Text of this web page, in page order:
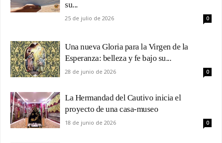
su...
25 de julio de 2026 0
Una nueva Gloria para la Virgen de la
Esperanza: belleza y fe bajo su...
28 de junio de 2026 0
La Hermandad del Cautivo inicia el
proyecto de una casa-museo
18 de junio de 2026 0